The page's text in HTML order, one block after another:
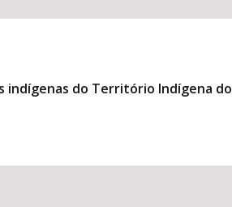
indígenas do Território Indígena do